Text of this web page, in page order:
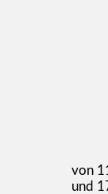
von
und